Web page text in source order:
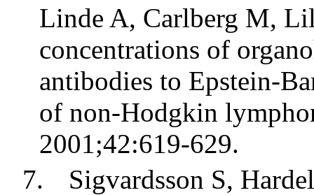
Linde A, Carlberg M,
concentrations of
antibodies to Epstein-
of non-Hodgkin
2001;42:619-629.
7.
Sigvardsson S,